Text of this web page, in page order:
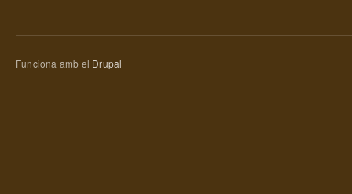
Funciona amb el Drupal